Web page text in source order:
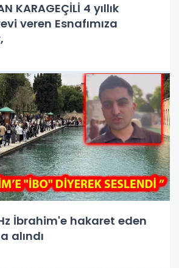
KARAGEÇİLİ 4 yıllık
veren Esnafımıza
alındı